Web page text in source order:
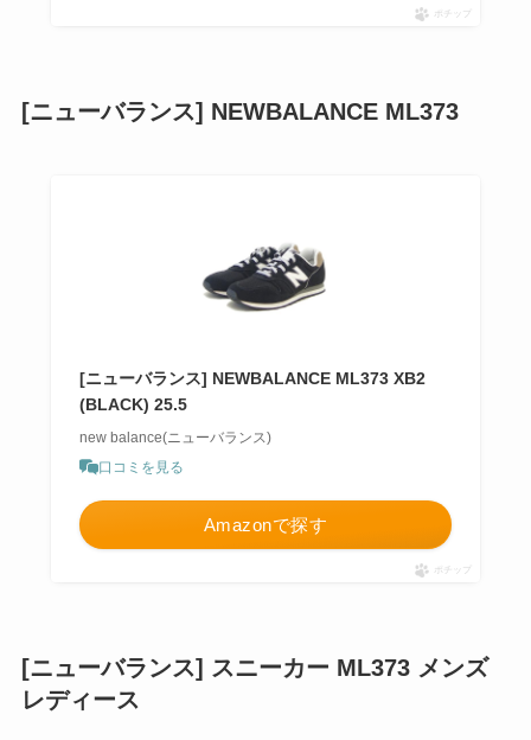
ポチップ
[ニューバランス] NEWBALANCE ML373
[ニューバランス] NEWBALANCE ML373 XB2
(BLACK) 25.5
new balance(ニューバランス)
口コミを見る
Amazonで探す
ポチップ
[ニューバランス] スニーカー ML373 メンズ
レディース